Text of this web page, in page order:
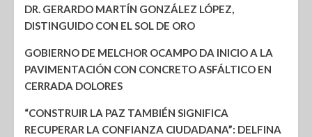
DR. GERARDO MARTÍN GONZÁLEZ LÓPEZ,
DISTINGUIDO CON EL SOL DE ORO
GOBIERNO DE MELCHOR OCAMPO DA INICIO A LA
PAVIMENTACIÓN CON CONCRETO ASFÁLTICO EN
CERRADA DOLORES
“CONSTRUIR LA PAZ TAMBIÉN SIGNIFICA
RECUPERAR LA CONFIANZA CIUDADANA”: DELFINA